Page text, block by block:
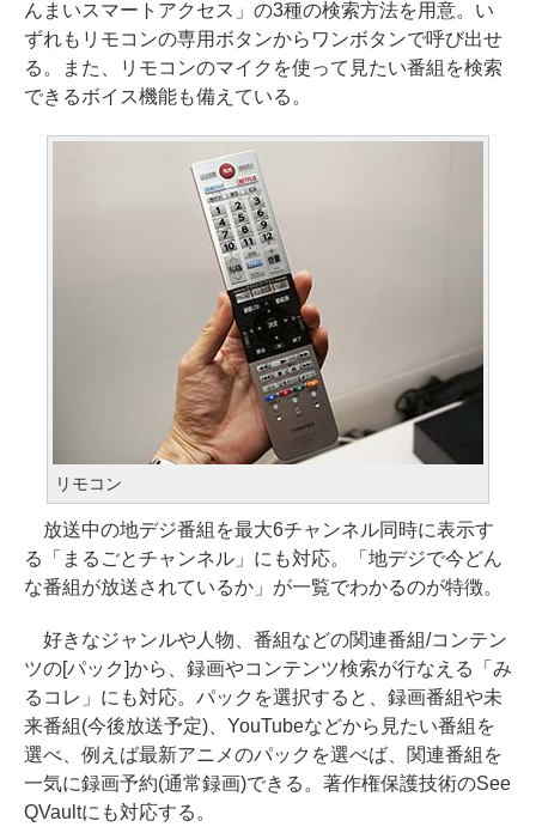
んまいスマートアクセス」の3種の検索方法を用意。い
ずれもリモコンの専用ボタンからワンボタンで呼び出せ
る。また、リモコンのマイクを使って見たい番組を検索
できるボイス機能も備えている。
リモコン
放送中の地デジ番組を最大6チャンネル同時に表示す
る「まるごとチャンネル」にも対応。「地デジで今どん
な番組が放送されているか」が一覧でわかるのが特徴。
好きなジャンルや人物、番組などの関連番組/コンテン
ツの[パック]から、録画やコンテンツ検索が行なえる「み
るコレ」にも対応。パックを選択すると、録画番組や未
来番組(今後放送予定)、YouTubeなどから見たい番組を
選べ、例えば最新アニメのパックを選べば、関連番組を
一気に録画予約(通常録画)できる。著作権保護技術のSee
QVaultにも対応する。